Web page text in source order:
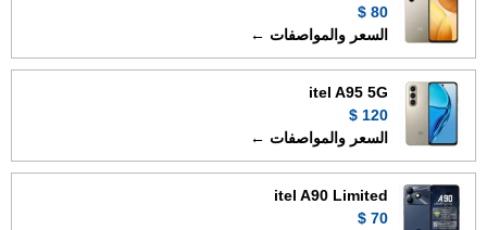
80 $
السعر والمواصفات ←
itel A95 5G
120 $
السعر والمواصفات ←
itel A90 Limited
70 $